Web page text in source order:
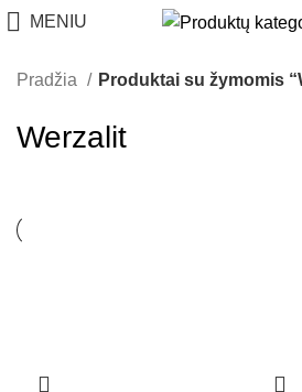
MENIU
Pradžia Produktai su žymomis
Werzalit